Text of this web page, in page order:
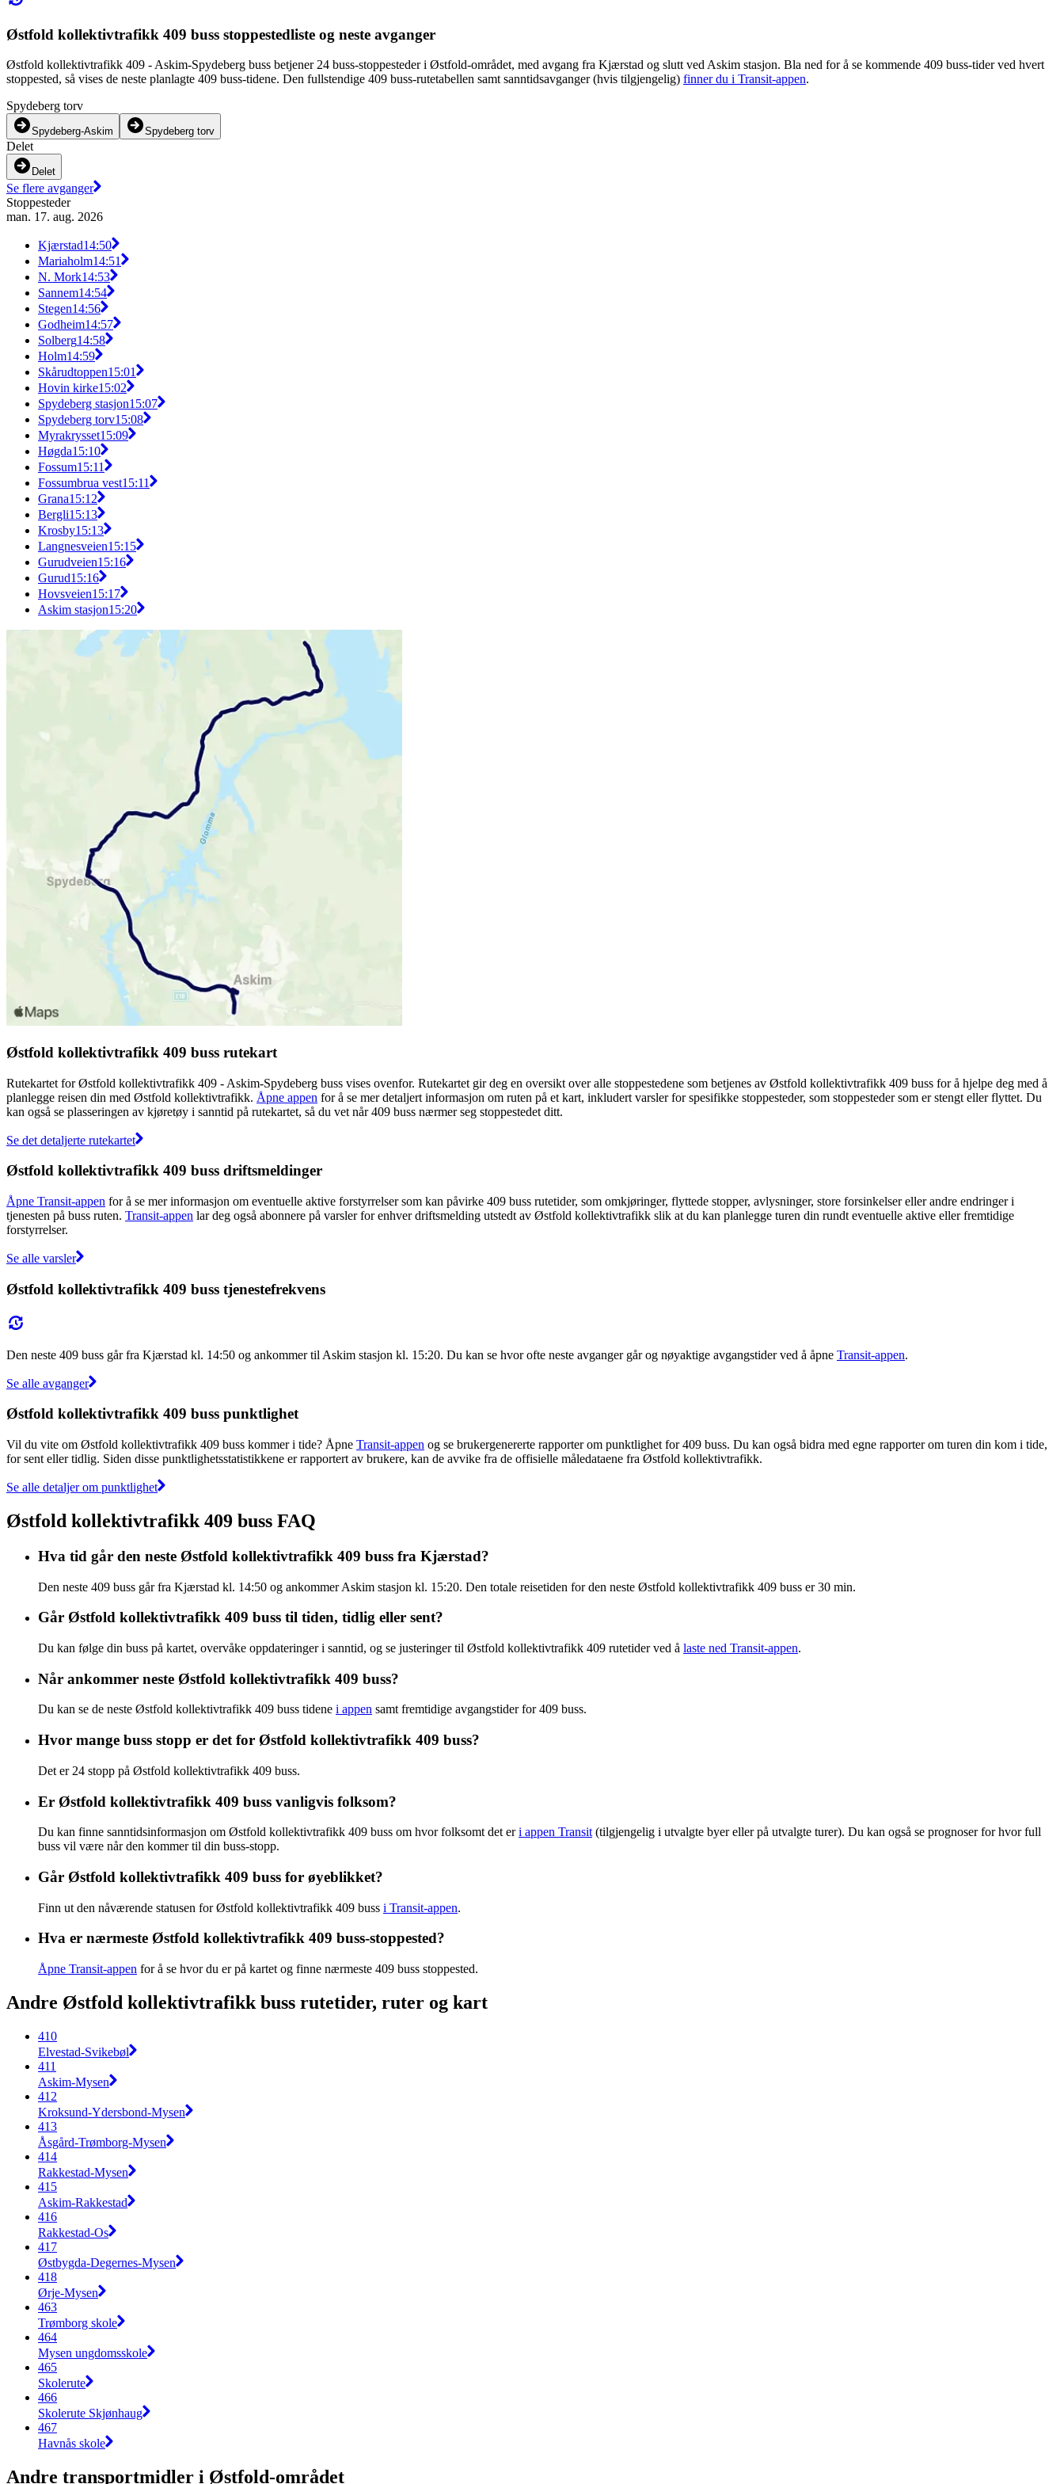
Østfold kollektivtrafikk 409 buss stoppestedliste og neste avganger
Østfold kollektivtrafikk 409 - Askim-Spydeberg buss betjener 24 buss-stoppesteder i Østfold-området, med avgang fra Kjærstad og slutt ved Askim stasjon. Bla ned for å se kommende 409 buss-tider ved hvert
stoppested, så vises de neste planlagte 409 buss-tidene. Den fullstendige 409 buss-rutetabellen samt sanntidsavganger (hvis tilgjengelig) finner du i Transit-appen.
Spydeberg torv
Spydeberg-Askim Spydeberg torv
Delet
Delet
Se flere avganger
Stoppesteder
man. 17. aug. 2026
Kjærstad14:50
Mariaholm14:51
N. Mork14:53
Sannem14:54
Stegen14:56
Godheim14:57
Solberg14:58
Holm14:59
Skårudtoppen15:01
Hovin kirke15:02
Spydeberg stasjon15:07
Spydeberg torv15:08
Myrakrysset15:09
Høgda15:10
Fossum15:11
Fossumbrua vest15:11
Grana15:12
Bergli15:13
Krosby15:13
Langnesveien15:15
Gurudveien15:16
Gurud15:16
Hovsveien15:17
Askim stasjon15:20
Østfold kollektivtrafikk 409 buss rutekart
Rutekartet for Østfold kollektivtrafikk 409 - Askim-Spydeberg buss vises ovenfor. Rutekartet gir deg en oversikt over alle stoppestedene som betjenes av Østfold kollektivtrafikk 409 buss for å hjelpe deg med å
planlegge reisen din med Østfold kollektivtrafikk. Åpne appen for å se mer detaljert informasjon om ruten på et kart, inkludert varsler for spesifikke stoppesteder, som stoppesteder som er stengt eller flyttet. Du
kan også se plasseringen av kjøretøy i sanntid på rutekartet, så du vet når 409 buss nærmer seg stoppestedet ditt.
Se det detaljerte rutekartet
Østfold kollektivtrafikk 409 buss driftsmeldinger
Åpne Transit-appen for å se mer informasjon om eventuelle aktive forstyrrelser som kan påvirke 409 buss rutetider, som omkjøringer, flyttede stopper, avlysninger, store forsinkelser eller andre endringer i
tjenesten på buss ruten. Transit-appen lar deg også abonnere på varsler for enhver driftsmelding utstedt av Østfold kollektivtrafikk slik at du kan planlegge turen din rundt eventuelle aktive eller fremtidige
forstyrrelser.
Se alle varsler
Østfold kollektivtrafikk 409 buss tjenestefrekvens
Den neste 409 buss går fra Kjærstad kl. 14:50 og ankommer til Askim stasjon kl. 15:20. Du kan se hvor ofte neste avganger går og nøyaktige avgangstider ved å åpne Transit-appen.
Se alle avganger
Østfold kollektivtrafikk 409 buss punktlighet
Vil du vite om Østfold kollektivtrafikk 409 buss kommer i tide? Åpne Transit-appen og se brukergenererte rapporter om punktlighet for 409 buss. Du kan også bidra med egne rapporter om turen din kom i tide,
for sent eller tidlig. Siden disse punktlighetsstatistikkene er rapportert av brukere, kan de avvike fra de offisielle måledataene fra Østfold kollektivtrafikk.
Se alle detaljer om punktlighet
Østfold kollektivtrafikk 409 buss FAQ
Hva tid går den neste Østfold kollektivtrafikk 409 buss fra Kjærstad?
Den neste 409 buss går fra Kjærstad kl. 14:50 og ankommer Askim stasjon kl. 15:20. Den totale reisetiden for den neste Østfold kollektivtrafikk 409 buss er 30 min.
Går Østfold kollektivtrafikk 409 buss til tiden, tidlig eller sent?
Du kan følge din buss på kartet, overvåke oppdateringer i sanntid, og se justeringer til Østfold kollektivtrafikk 409 rutetider ved å laste ned Transit-appen.
Når ankommer neste Østfold kollektivtrafikk 409 buss?
Du kan se de neste Østfold kollektivtrafikk 409 buss tidene i appen samt fremtidige avgangstider for 409 buss.
Hvor mange buss stopp er det for Østfold kollektivtrafikk 409 buss?
Det er 24 stopp på Østfold kollektivtrafikk 409 buss.
Er Østfold kollektivtrafikk 409 buss vanligvis folksom?
Du kan finne sanntidsinformasjon om Østfold kollektivtrafikk 409 buss om hvor folksomt det eri appen Transit (tilgjengelig i utvalgte byer eller på utvalgte turer). Du kan også se prognoser for hvor full
buss vil være når den kommer til din buss-stopp.
Går Østfold kollektivtrafikk 409 buss for øyeblikket?
Finn ut den nåværende statusen for Østfold kollektivtrafikk 409 buss i Transit-appen.
Hva er nærmeste Østfold kollektivtrafikk 409 buss-stoppested?
Åpne Transit-appen for å se hvor du er på kartet og finne nærmeste 409 buss stoppested.
Andre Østfold kollektivtrafikk buss rutetider, ruter og kart
410
Elvestad-Svikebøl
411
Askim-Mysen
412
Kroksund-Ydersbond-Mysen
413
Åsgård-Trømborg-Mysen
414
Rakkestad-Mysen
415
Askim-Rakkestad
416
Rakkestad-Os
417
Østbygda-Degernes-Mysen
418
Ørje-Mysen
463
Trømborg skole
464
Mysen ungdomsskole
465
Skolerute
466
Skolerute Skjønhaug
467
Havnås skole
Andre transportmidler i Østfold-området